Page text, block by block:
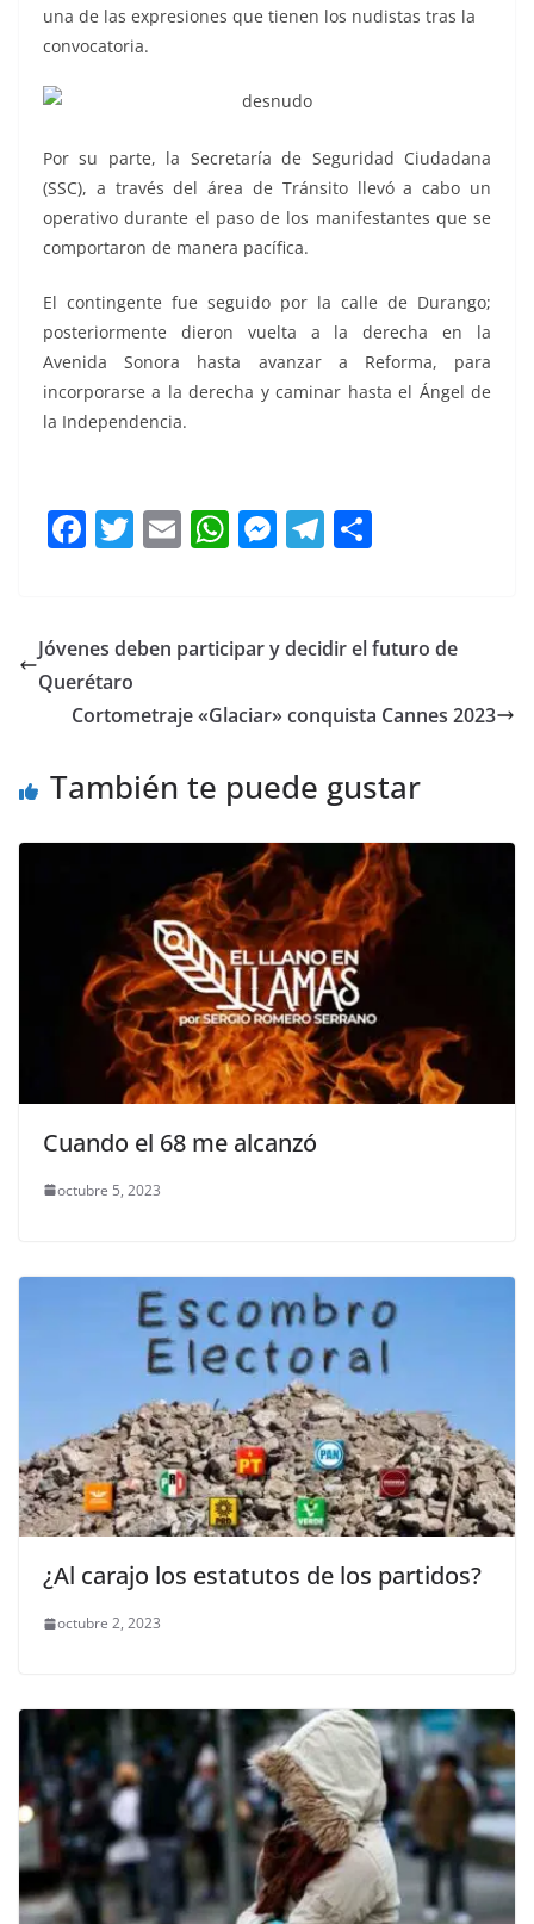
una de las expresiones que tienen los nudistas tras la
convocatoria.
Por su parte, la Secretaría de Seguridad Ciudadana
(SSC), a través del área de Tránsito llevó a cabo un
operativo durante el paso de los manifestantes que se
comportaron de manera pacífica.
El contingente fue seguido por la calle de Durango;
posteriormente dieron vuelta a la derecha en la
Avenida Sonora hasta avanzar a Reforma, para
incorporarse a la derecha y caminar hasta el Ángel de
la Independencia.
F
e
b
o
k
T
er
E
l
W
s
p
M
e
g
T
gr
m
p
tir
Jóvenes deben participar y decidir el futuro de
Querétaro
Cortometraje «Glaciar» conquista Cannes 2023
También te puede gustar
Cuando el 68 me alcanzó
octubre 5, 2023
¿Al carajo los estatutos de los partidos?
octubre 2, 2023